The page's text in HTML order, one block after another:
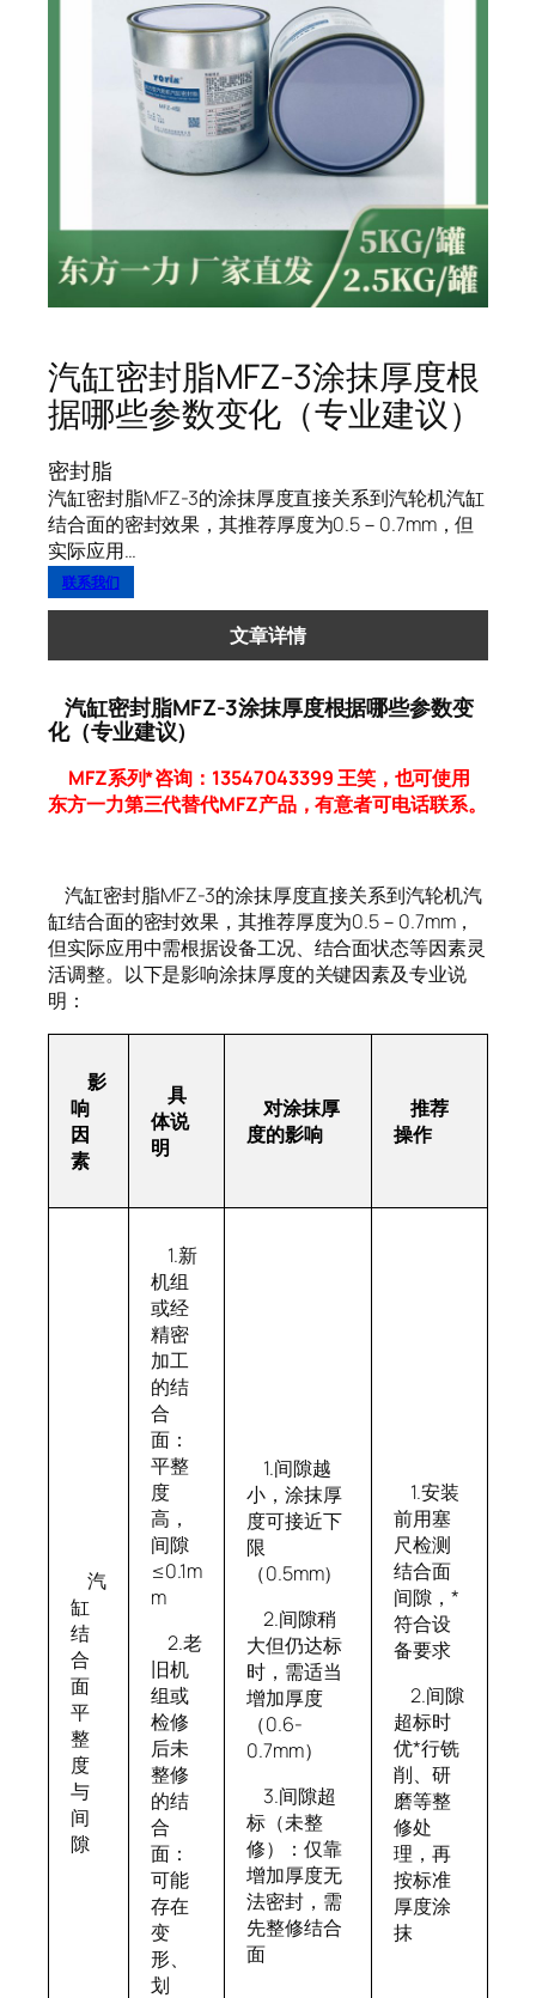
汽缸密封脂MFZ-3涂抹厚度根
据哪些参数变化（专业建议）
密封脂
汽缸密封脂MFZ-3的涂抹厚度直接关系到汽轮机汽缸
结合面的密封效果，其推荐厚度为0.5－0.7mm，但
实际应用…
联系我们
文章详情
汽缸密封脂MFZ-3涂抹厚度根据哪些参数变
化（专业建议）
MFZ系列*咨询：13547043399 王笑，也可使用
东方一力第三代替代MFZ产品，有意者可电话联系。
汽缸密封脂MFZ-3的涂抹厚度直接关系到汽轮机汽
缸结合面的密封效果，其推荐厚度为0.5－0.7mm，
但实际应用中需根据设备工况、结合面状态等因素灵
活调整。以下是影响涂抹厚度的关键因素及专业说
明：
影
响
因
素
具
体说
明
对涂抹厚
度的影响
推荐
操作
汽
缸
结
合
面
平
整
度
与
间
隙
1.新
机组
或经
精密
加工
的结
合
面：
平整
度
高，
间隙
≤0.1m
m
2.老
旧机
组或
检修
后未
整修
的结
合
面：
可能
存在
变
形、
划
1.间隙越
小，涂抹厚
度可接近下
限
（0.5mm）
2.间隙稍
大但仍达标
时，需适当
增加厚度
（0.6-
0.7mm）
3.间隙超
标（未整
修）：仅靠
增加厚度无
法密封，需
先整修结合
面
1.安装
前用塞
尺检测
结合面
间隙，*
符合设
备要求
2.间隙
超标时
优*行铣
削、研
磨等整
修处
理，再
按标准
厚度涂
抹